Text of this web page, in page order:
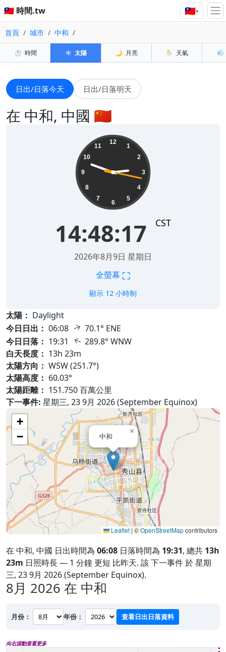
🇹🇼 時間.tw 🇹🇼▾
首頁 城市 中和
⏱️ 時間 ☀️ 太陽 🌙 月亮 🌦️ 天氣 💨
日出/日落今天 日出/日落明天
在 中和, 中國 🇨🇳
12
1
2
3
4
5
6
7
8
9
10
11
14:48:18 CST
2026年8月9日 星期日
全螢幕 ⛶
顯示 12 小時制
太陽： Daylight
今日日出： 06:08 ↑ 70.1° ENE
今日日落： 19:31 ↑ 289.8° WNW
白天長度： 13h 23m
太陽方向： WSW (251.7°)
太陽高度： 60.03°
太陽距離： 151.750 百萬公里
下一事件: 星期三, 23 9月 2026 (September Equinox)
中和
×
+
−
Leaflet|©OpenStreetMapcontributors
在 中和, 中國 日出時間為 06:08 日落時間為 19:31, 總共 13h
23m 日照時長 — 1 分鐘 更短 比昨天. 該 下一事件 於 星期
三, 23 9月 2026 (September Equinox).
8月 2026 在 中和
月份： 年份： 查看日出日落資料
向右滾動查看更多